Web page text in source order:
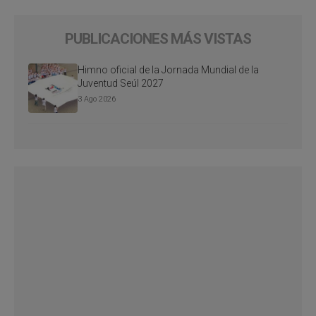
PUBLICACIONES MÁS VISTAS
Himno oficial de la Jornada Mundial de la
Juventud Seúl 2027
3 Ago 2026